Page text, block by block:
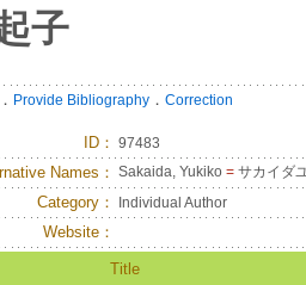
子
． Provide Bibliography ． Correction
ID ： 97483
Names： Sakaida, Yukiko = サカイダ
Category： Individual Author
Website：
Title